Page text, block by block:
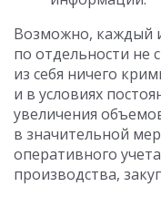
Возможно, каждый
по отдельности не
из себя ничего
и в условиях
увеличения
в значительной
оперативного
производства,